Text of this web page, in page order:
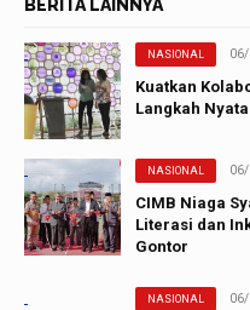
BERITA LAINNYA
NASIONAL 06/
Kuatkan
Langkah
NASIONAL 06/
CIMB Niaga
Literasi dan
Gontor
NASIONAL 06/